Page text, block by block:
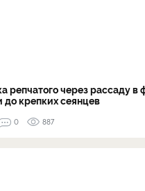
репчатого через рассаду в
крепких сеянцев
0 887